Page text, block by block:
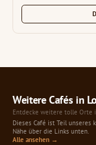
Weitere Cafés in
Entdecke weitere tolle Orte
Dieses Café ist Teil
Nähe über die Links unten.
Alle ansehen →